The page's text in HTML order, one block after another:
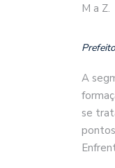
M a Z.
A
se